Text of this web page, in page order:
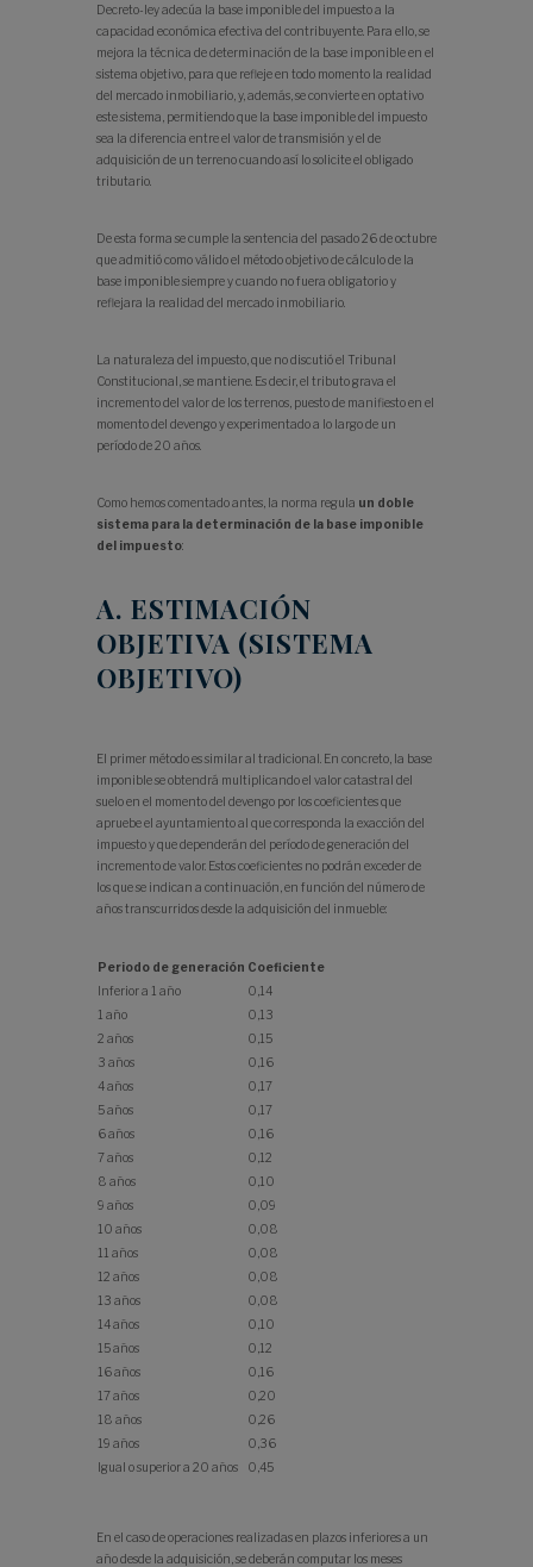
Decreto-ley adecúa la base imponible del impuesto a la
capacidad económica efectiva del contribuyente. Para ello, se
mejora la técnica de determinación de la base imponible en el
sistema objetivo, para que refleje en todo momento la realidad
del mercado inmobiliario, y, además, se convierte en optativo
este sistema, permitiendo que la base imponible del impuesto
sea la diferencia entre el valor de transmisión y el de
adquisición de un terreno cuando así lo solicite el obligado
tributario.
De esta forma se cumple la sentencia del pasado 26 de octubre
que admitió como válido el método objetivo de cálculo de la
base imponible siempre y cuando no fuera obligatorio y
reflejara la realidad del mercado inmobiliario.
La naturaleza del impuesto, que no discutió el Tribunal
Constitucional, se mantiene. Es decir, el tributo grava el
incremento del valor de los terrenos, puesto de manifiesto en el
momento del devengo y experimentado a lo largo de un
período de 20 años.
Como hemos comentado antes, la norma regula un doble
sistema para la determinación de la base imponible
del impuesto:
A. ESTIMACIÓN
OBJETIVA (SISTEMA
OBJETIVO)
El primer método es similar al tradicional. En concreto, la base
imponible se obtendrá multiplicando el valor catastral del
suelo en el momento del devengo por los coeficientes que
apruebe el ayuntamiento al que corresponda la exacción del
impuesto y que dependerán del período de generación del
incremento de valor. Estos coeficientes no podrán exceder de
los que se indican a continuación, en función del número de
años transcurridos desde la adquisición del inmueble:
Periodo de generación Coeficiente
Inferior a 1 año
0,14
1 año
0,13
2 años
0,15
3 años
0,16
4 años
0,17
5 años
0,17
6 años
0,16
7 años
0,12
8 años
0,10
9 años
0,09
10 años
0,08
11 años
0,08
12 años
0,08
13 años
0,08
14 años
0,10
15 años
0,12
16 años
0,16
17 años
0,20
18 años
0,26
19 años
0,36
Igual o superior a 20 años
0,45
En el caso de operaciones realizadas en plazos inferiores a un
año desde la adquisición, se deberán computar los meses